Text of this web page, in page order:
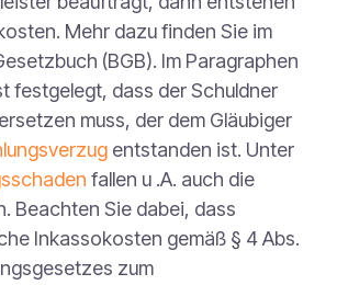
Mehr dazu finden Sie im
(BGB). Im Paragraphen
festgelegt, dass der Schuldner
muss, der dem Gläubiger
entstanden ist. Unter
fallen u .A. auch die
Beachten Sie dabei, dass
Inkassokosten gemäß § 4 Abs.
zum